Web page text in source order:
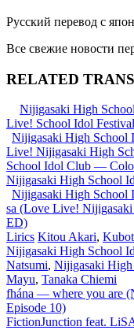
Русский перевод с
Все свежие новости
RELATED
Nijigasaki High
Live! School Idol
Nijigasaki High School
Live! Nijigasaki High
School Idol Club —
Nijigasaki High School
Nijigasaki High School
sa (Love Live!
ED)
Lirics Kitou Akari,
Nijigasaki High School
Natsumi, Nijigasaki
Mayu, Tanaka Chiemi
Запись
навигация
fhána — where you are
Episode 10)
FictionJunction feat.